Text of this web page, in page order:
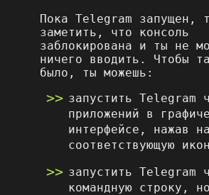
Пока Telegram запущен,
заметить, что консоль
заблокирована и ты не
ничего вводить. Чтобы
было, ты можешь:
запустить Telegram
приложений в
интерфейсе, нажав на
соответствующую
запустить Telegram
командную строку,